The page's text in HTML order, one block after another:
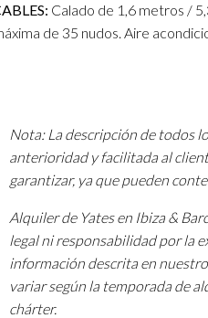
Calado de 1,6 metros /
de 35 nudos. Aire
Nota: La descripción de todos
anterioridad y facilitada al
garantizar, ya que pueden
Alquiler de Yates en Ibiza &
legal ni responsabilidad por la
información descrita en
variar según la temporada de
chárter.